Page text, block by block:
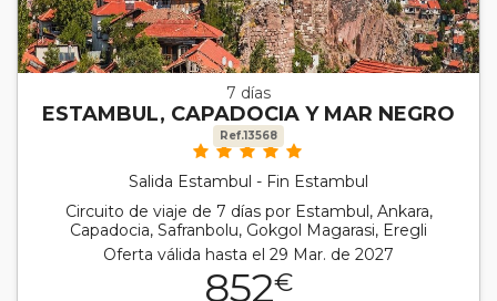
7 días
ESTAMBUL, CAPADOCIA Y MAR NEGRO
Ref.13568
Salida Estambul - Fin Estambul
Circuito de viaje de 7 días por Estambul, Ankara,
Capadocia, Safranbolu, Gokgol Magarasi, Eregli
Oferta válida hasta el 29 Mar. de 2027
852€